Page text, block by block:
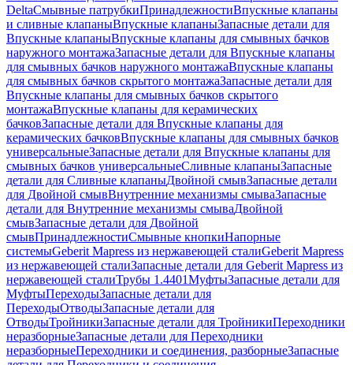
DeltaСмывные патрубкиПринадлежностиВпускные клапаны
и сливные клапаныВпускные клапаныЗапасные детали для
Впускные клапаныВпускные клапаны для смывных бачков
наружного монтажаЗапасные детали для Впускные клапаны
для смывных бачков наружного монтажаВпускные клапаны
для смывных бачков скрытого монтажаЗапасные детали для
Впускные клапаны для смывных бачков скрытого
монтажаВпускные клапаны для керамических
бачковЗапасные детали для Впускные клапаны для
керамических бачковВпускные клапаны для смывных бачков
универсальныеЗапасные детали для Впускные клапаны для
смывных бачков универсальныеСливные клапаныЗапасные
детали для Сливные клапаныДвойной смывЗапасные детали
для Двойной смывВнутренние механизмы смываЗапасные
детали для Внутренние механизмы смываДвойной
смывЗапасные детали для Двойной
смывПринадлежностиСмывные кнопкиНапорные
системыGeberit Mapress из нержавеющей сталиGeberit Mapress
из нержавеющей сталиЗапасные детали для Geberit Mapress из
нержавеющей сталиТрубы 1.4401МуфтыЗапасные детали для
МуфтыПереходыЗапасные детали для
ПереходыОтводыЗапасные детали для
ОтводыТройникиЗапасные детали для ТройникиПереходники
неразборныеЗапасные детали для Переходники
неразборныеПереходники и соединения, разборныеЗапасные